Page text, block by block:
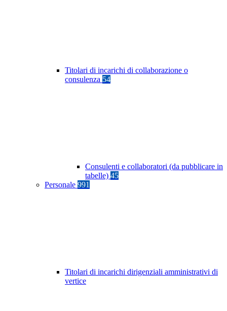
Titolari di incarichi di collaborazione o
consulenza 54
Consulenti e collaboratori (da pubblicare in
tabelle) 45
Personale 991
Titolari di incarichi dirigenziali amministrativi di
vertice